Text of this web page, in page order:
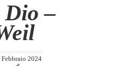
Dio –
Febbraio 2024